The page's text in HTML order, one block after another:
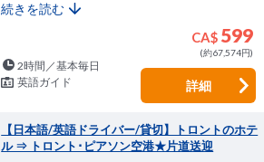
続きを読む
CA$ 599
(約67,574円)
2時間／基本毎日
英語ガイド
詳細
【日本語/英語ドライバー/貸切】トロントのホテ
ル ⇒ トロント･ピアソン空港★片道送迎